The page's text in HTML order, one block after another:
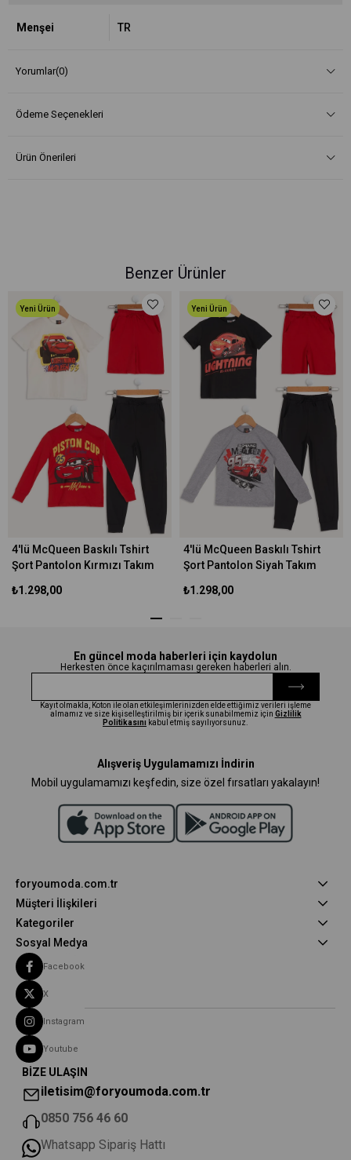
Menşei TR
Yorumlar(0)
Ödeme Seçenekleri
Ürün Önerileri
Benzer Ürünler
4'lü McQueen Baskılı Tshirt
Şort Pantolon Kırmızı Takım
Yeni Ürün
₺1.298,00
4'lü McQueen Baskılı Tshirt
Şort Pantolon Siyah Takım
Yeni Ürün
₺1.298,00
En güncel moda haberleri için kaydolun
Herkesten önce kaçırılmaması gereken haberleri alın.
Kayıt olmakla, Koton ile olan etkileşimlerinizden elde ettiğimiz verileri işleme
almamız ve size kişiselleştirilmiş bir içerik sunabilmemiz için Gizlilik
Politikasını kabul etmiş sayılıyorsunuz.
Alışveriş Uygulamamızı İndirin
Mobil uygulamamızı keşfedin, size özel fırsatları yakalayın!
foryoumoda.com.tr
Müşteri İlişkileri
Kategoriler
Sosyal Medya
Facebook
X
Instagram
Youtube
BİZE ULAŞIN
iletisim@foryoumoda.com.tr
0850 756 46 60
Whatsapp Sipariş Hattı